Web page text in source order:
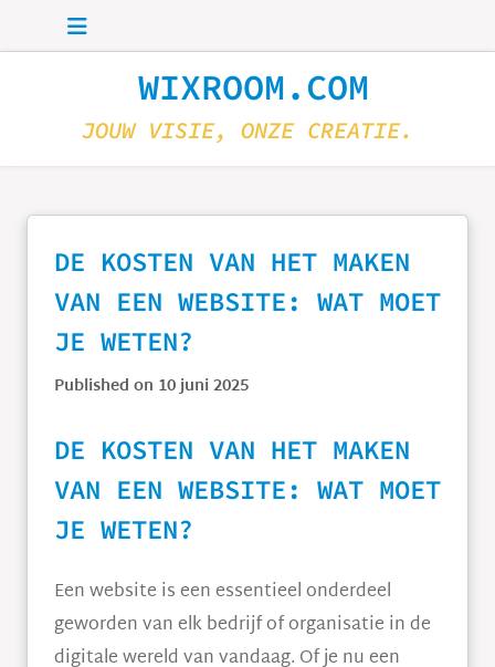
Skip to main content
WIXROOM.COM
JOUW VISIE, ONZE CREATIE.
DE KOSTEN VAN HET MAKEN
VAN EEN WEBSITE: WAT MOET
JE WETEN?
Published on 10 juni 2025
DE KOSTEN VAN HET MAKEN
VAN EEN WEBSITE: WAT MOET
JE WETEN?
Een website is een essentieel onderdeel
geworden van elk bedrijf of organisatie in de
digitale wereld van vandaag. Of je nu een